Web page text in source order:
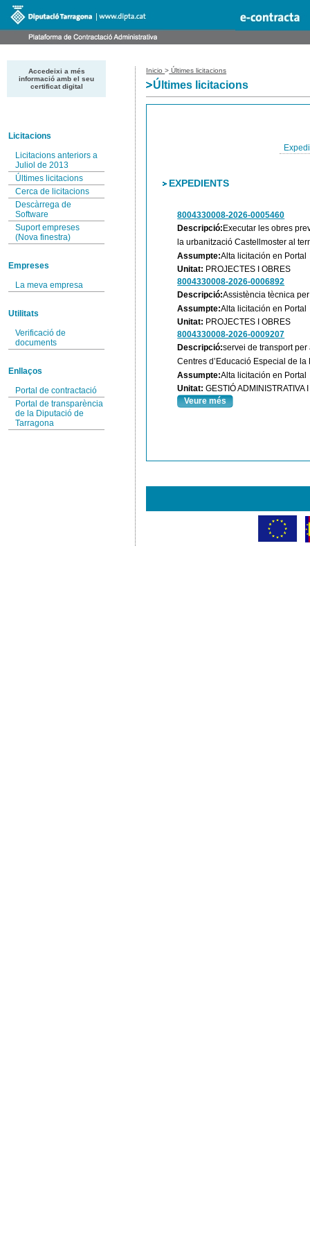
Accedeixi a més
informació amb el seu
certificat digital
Licitacions
Licitacions anteriors a
Juliol de 2013
Últimes licitacions
Cerca de licitacions
Descàrrega de
Software
Suport empreses
(Nova finestra)
Empreses
La meva empresa
Utilitats
Verificació de
documents
Enllaços
Portal de contractació
Portal de transparència
de la Diputació de
Tarragona
Inicio> Últimes licitacions
Últimes licitacions
EXPEDIENTS
8004330008-2026-0005460
Descripció:Executar les obres
la urbanització Castellmoster al
Assumpte:Alta licitación en Portal
Unitat: PROJECTES I OBRES
8004330008-2026-0006892
Descripció:Assistència tècnica
Assumpte:Alta licitación en Portal
Unitat: PROJECTES I OBRES
8004330008-2026-0009207
Descripció:servei de transport
Centres d’Educació Especial de
Assumpte:Alta licitación en Portal
Unitat:GESTIÓ ADMINISTRATIVA
Veure més